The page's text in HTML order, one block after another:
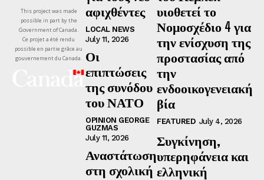
This project was made
possible in part by the
Government of Canada.
Ce projet a été rendu
possible en partie grâce au
gouvernement du Canada.
αφιχθέντες
LOCAL NEWS
July 11, 2026
Οι
επιπτώσεις
της συνόδου
του ΝΑΤΟ
OPINION GEORGE
GUZMAS
July 11, 2026
Αναστάτωση
στη σχολική
υιοθετεί το
Νομοσχέδιο 4 για
την ενίσχυση της
προστασίας από
την
ενδοοικογενειακή
βία
FEATURED July 4, 2026
Συγκίνηση,
υπερηφάνεια και
ελληνική